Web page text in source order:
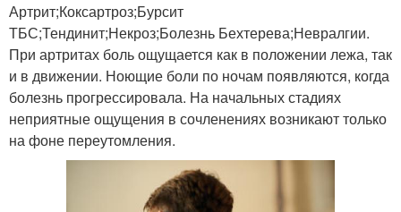
Артрит;Коксартроз;Бурсит
ТБС;Тендинит;Некроз;Болезнь Бехтерева;Невралгии.
При артритах боль ощущается как в положении лежа, так
и в движении. Ноющие боли по ночам появляются, когда
болезнь прогрессировала. На начальных стадиях
неприятные ощущения в сочленениях возникают только
на фоне переутомления.